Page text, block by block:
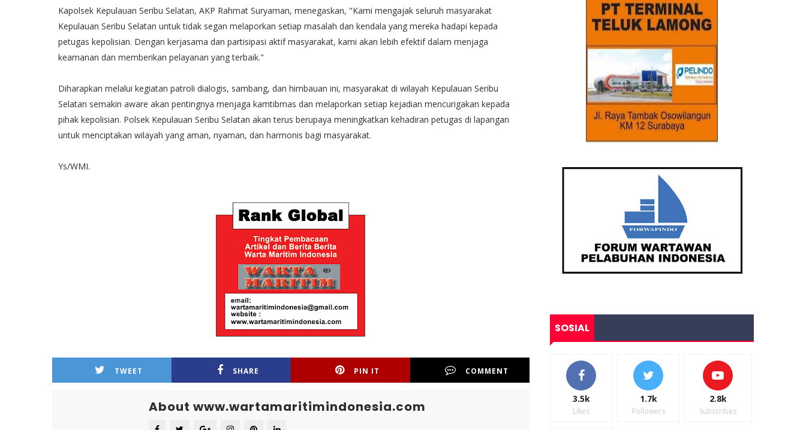
Kapolsek Kepulauan Seribu Selatan, AKP Rahmat Suryaman, menegaskan, "Kami mengajak seluruh masyarakat
Kepulauan Seribu Selatan untuk tidak segan melaporkan setiap masalah dan kendala yang mereka hadapi kepada
petugas kepolisian. Dengan kerjasama dan partisipasi aktif masyarakat, kami akan lebih efektif dalam menjaga
keamanan dan memberikan pelayanan yang terbaik."
Diharapkan melalui kegiatan patroli dialogis, sambang, dan himbauan ini, masyarakat di wilayah Kepulauan Seribu
Selatan semakin aware akan pentingnya menjaga kamtibmas dan melaporkan setiap kejadian mencurigakan kepada
pihak kepolisian. Polsek Kepulauan Seribu Selatan akan terus berupaya meningkatkan kehadiran petugas di lapangan
untuk menciptakan wilayah yang aman, nyaman, dan harmonis bagi masyarakat.
Ys/WMI.
TWEET SHARE PIN IT COMMENT
About www.wartamaritimindonesia.com
SOSIAL
3.5k
Likes
1.7k
Followers
2.8k
Subscribes